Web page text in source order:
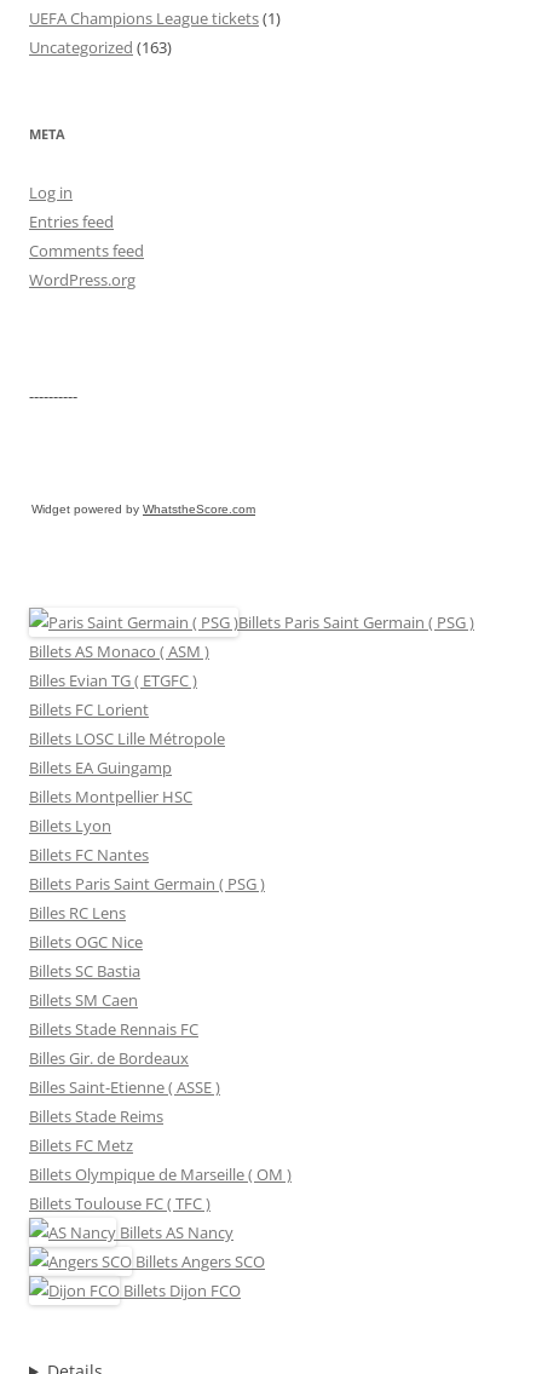
UEFA Champions League tickets(1)
Uncategorized (163)
META
Log in
Entries feed
Comments feed
WordPress.org
----------
Widget powered by WhatstheScore.com
Billets Paris Saint Germain ( PSG )
Billets AS Monaco ( ASM )
Billes Evian TG ( ETGFC )
Billets FC Lorient
Billets LOSC Lille Métropole
Billets EA Guingamp
Billets Montpellier HSC
Billets Lyon
Billets FC Nantes
Billets Paris Saint Germain ( PSG )
Billes RC Lens
Billets OGC Nice
Billets SC Bastia
Billets SM Caen
Billets Stade Rennais FC
Billes Gir. de Bordeaux
Billes Saint-Etienne ( ASSE )
Billets Stade Reims
Billets FC Metz
Billets Olympique de Marseille ( OM )
Billets Toulouse FC ( TFC )
BilletsAS Nancy
BilletsAngers SCO
Billets Dijon FCO